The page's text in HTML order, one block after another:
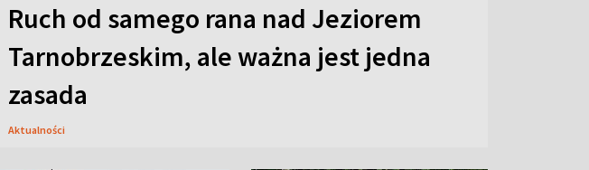
Ruch od samego rana nad Jeziorem
Tarnobrzeskim, ale ważna jest jedna
zasada
Aktualności